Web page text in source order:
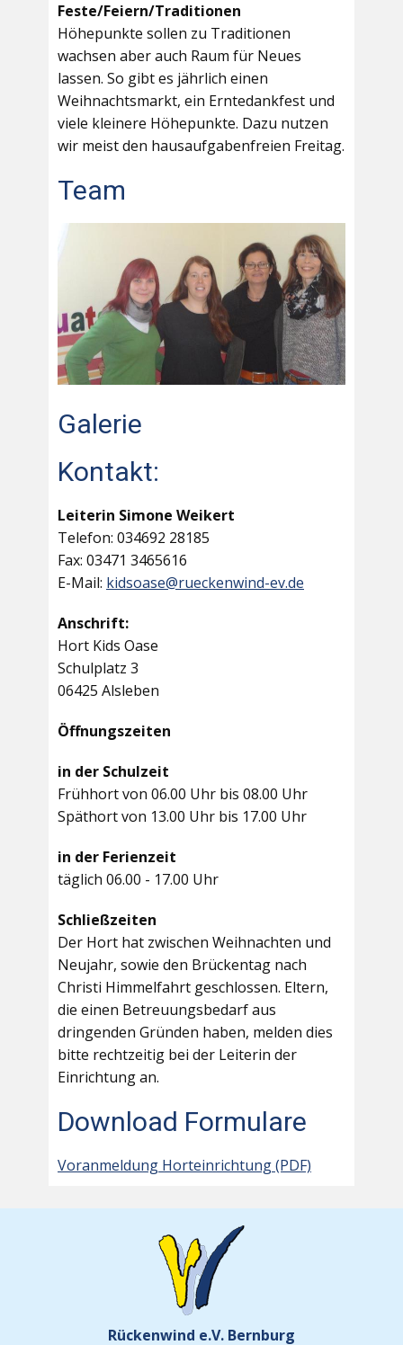
Feste/Feiern/Traditionen
Höhepunkte sollen zu Traditionen
wachsen aber auch Raum für Neues
lassen. So gibt es jährlich einen
Weihnachtsmarkt, ein Erntedankfest und
viele kleinere Höhepunkte. Dazu nutzen
wir meist den hausaufgabenfreien Freitag.
Team
Galerie
Kontakt:
Leiterin Simone Weikert
Telefon: 034692 28185
Fax: 03471 3465616
E-Mail: kidsoase@rueckenwind-ev.de
Anschrift:
Hort Kids Oase
Schulplatz 3
06425 Alsleben
Öffnungszeiten
in der Schulzeit
Frühhort von 06.00 Uhr bis 08.00 Uhr
Späthort von 13.00 Uhr bis 17.00 Uhr
in der Ferienzeit
täglich 06.00 - 17.00 Uhr
Schließzeiten
Der Hort hat zwischen Weihnachten und
Neujahr, sowie den Brückentag nach
Christi Himmelfahrt geschlossen. Eltern,
die einen Betreuungsbedarf aus
dringenden Gründen haben, melden dies
bitte rechtzeitig bei der Leiterin der
Einrichtung an.
Download Formulare
Voranmeldung Horteinrichtung (PDF)
Rückenwind e.V. Bernburg